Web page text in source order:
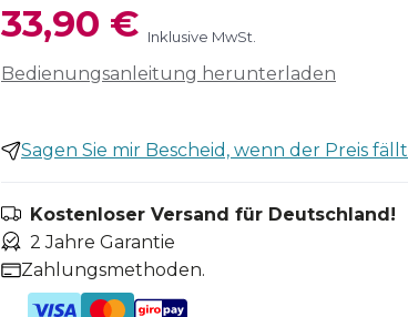
33,90 € Inklusive MwSt.
Bedienungsanleitung herunterladen
Sagen Sie mir Bescheid, wenn der Preis fällt
Kostenloser Versand für Deutschland!
2 Jahre Garantie
Zahlungsmethoden.